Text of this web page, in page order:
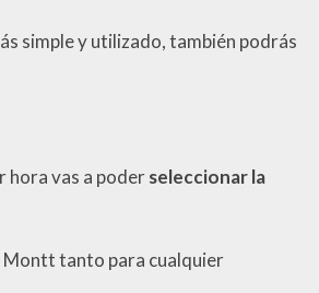
simple y utilizado, también podrás
hora vas a poderseleccionar la
Montt tanto para cualquier